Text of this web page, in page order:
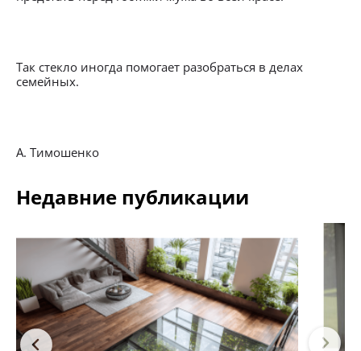
Так стекло иногда помогает разобраться в делах
семейных.
А. Тимошенко
Недавние публикации